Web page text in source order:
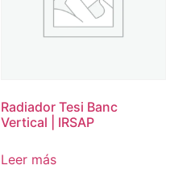
Radiador Tesi Banc
Vertical | IRSAP
Leer más